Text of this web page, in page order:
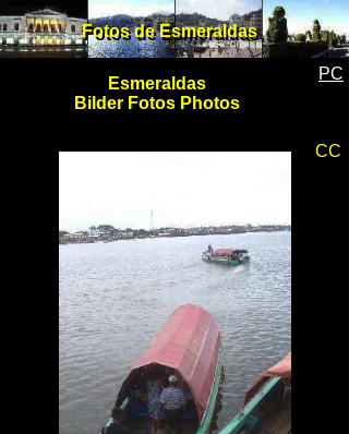
PC
Fotos de Esmeraldas
Esmeraldas
Bilder Fotos Photos
Fotos de Esmeraldas
CC